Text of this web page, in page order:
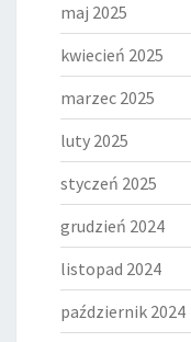
maj 2025
kwiecień 2025
marzec 2025
luty 2025
styczeń 2025
grudzień 2024
listopad 2024
październik 2024